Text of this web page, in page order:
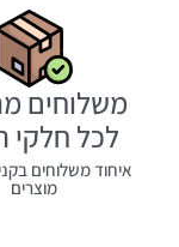
משלוחים
לכל חלקי
איחוד משלוחים
מוצרים